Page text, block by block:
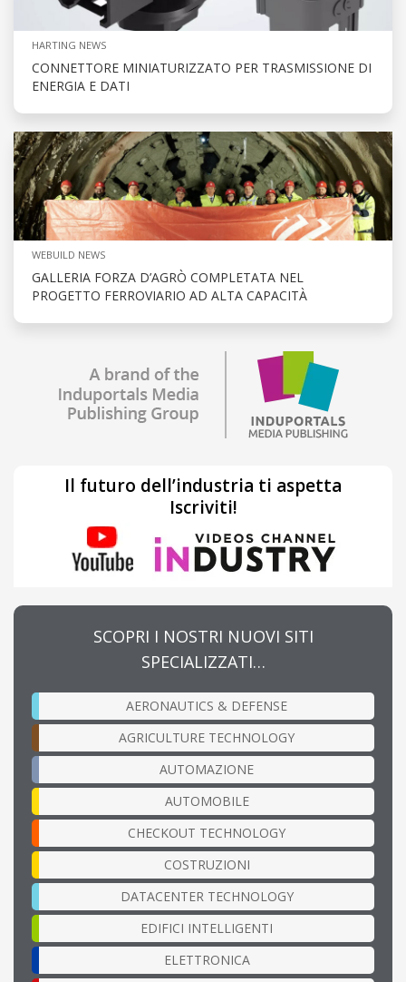
HARTING NEWS
CONNETTORE MINIATURIZZATO PER TRASMISSIONE DI
ENERGIA E DATI
WEBUILD NEWS
GALLERIA FORZA D’AGRÒ COMPLETATA NEL
PROGETTO FERROVIARIO AD ALTA CAPACITÀ
Il futuro dell’industria ti aspetta
Iscriviti!
SCOPRI I NOSTRI NUOVI SITI
SPECIALIZZATI…
AERONAUTICS & DEFENSE
AGRICULTURE TECHNOLOGY
AUTOMAZIONE
AUTOMOBILE
CHECKOUT TECHNOLOGY
COSTRUZIONI
DATACENTER TECHNOLOGY
EDIFICI INTELLIGENTI
ELETTRONICA